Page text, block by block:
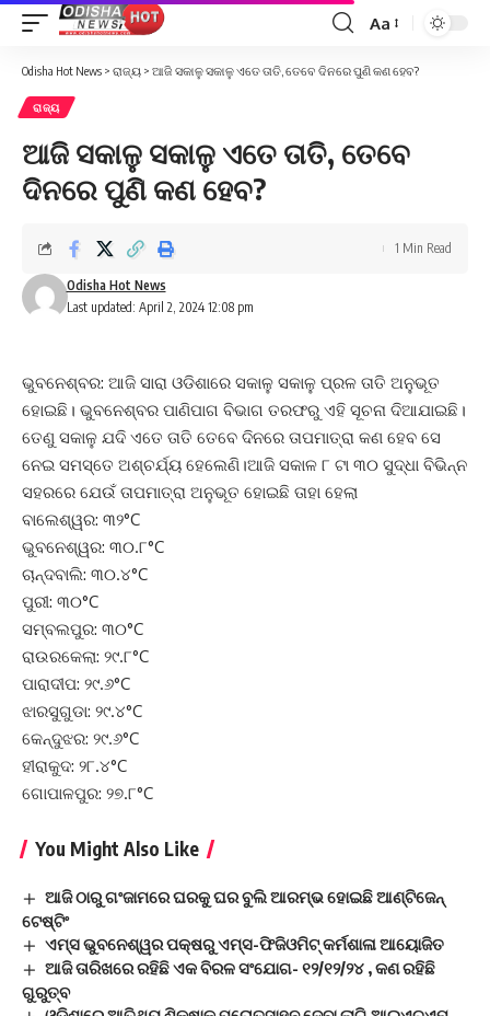
Font
Resizer
Aa
Odisha Hot News > ରାଜ୍ୟ > ଆଜି ସକାଳୁ ସକାଳୁ ଏତେ ତାତି, ତେବେ ଦିନରେ ପୁଣି କଣ ହେବ?
ରାଜ୍ୟ
ଆଜି ସକାଳୁ ସକାଳୁ ଏତେ ତାତି, ତେବେ
ଦିନରେ ପୁଣି କଣ ହେବ?
Last updated: April 2, 2024 12:08 pm
Odisha Hot News
1 Min Read
ଭୁବନେଶ୍ବର: ଆଜି ସାରା ଓଡିଶାରେ ସକାଳୁ ସକାଳୁ ପ୍ରଳ ତାତି ଅନୁଭୂତ
ହୋଇଛି। ଭୁବନେଶ୍ବର ପାଣିପାଗ ବିଭାଗ ତରଫରୁ ଏହି ସୂଚନା ଦିଆଯାଇଛି।
ତେଣୁ ସକାଳୁ ଯଦି ଏତେ ତାତି ତେବେ ଦିନରେ ତାପମାତ୍ରା କଣ ହେବ ସେ
ନେଇ ସମସ୍ତେ ଅଶ୍ଚର୍ଯ୍ୟ ହେଲେଣି।ଆଜି ସକାଳ ୮ ଟା ୩୦ ସୁଦ୍ଧା ବିଭିନ୍ନ
ସହରରେ ଯେଉଁ ତାପମାତ୍ରା ଅନୁଭୂତ ହୋଇଛି ତାହା ହେଲା
ବାଲେଶ୍ୱର: ୩୨°C
ଭୁବନେଶ୍ୱର: ୩୦.୮°C
ଚାନ୍ଦବାଲି: ୩୦.୪°C
ପୁରୀ: ୩୦°C
ସମ୍ବଲପୁର: ୩୦°C
ରାଉରକେଲା: ୨୯.୮°C
ପାରାଦୀପ: ୨୯.୬°C
ଝାରସୁଗୁଡା: ୨୯.୪°C
କେନ୍ଦୁଝର: ୨୯.୬°C
ହୀରାକୁଦ: ୨୮.୪°C
ଗୋପାଳପୁର: ୨୭.୮°C
You Might Also Like
ଆଜି ଠାରୁ ଗଂଜାମରେ ଘରକୁ ଘର ବୁଲି ଆରମ୍ଭ ହୋଇଛି ଆଣ୍ଟିଜେନ୍
ଟେଷ୍ଟିଂ
ଏମ୍‌ସ ଭୁବନେଶ୍ୱର ପକ୍ଷରୁ ଏମ୍‌ସ-ଫିଜିଓମିଟ୍‌ କର୍ମଶାଳା ଆୟୋଜିତ
ଆଜି ତାରିଖରେ ରହିଛି ଏକ ବିରଳ ସଂଯୋଗ- ୧୨/୧୨/୨୪ , କଣ ରହିଛି
ଗୁରୁତ୍ବ